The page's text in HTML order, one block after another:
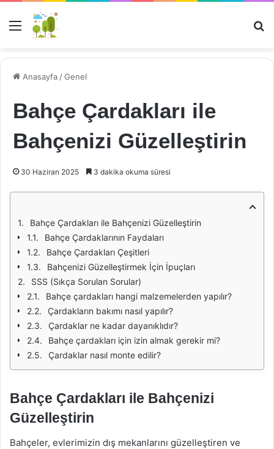
Menü
Anasayfa /Genel
Bahçe Çardakları ile
Bahçenizi Güzelleştirin
30 Haziran 2025 3 dakika okuma süresi
Bahçe Çardakları ile Bahçenizi Güzelleştirin
Bahçe Çardaklarının Faydaları
Bahçe Çardakları Çeşitleri
Bahçenizi Güzelleştirmek İçin İpuçları
SSS (Sıkça Sorulan Sorular)
Bahçe çardakları hangi malzemelerden yapılır?
Çardakların bakımı nasıl yapılır?
Çardaklar ne kadar dayanıklıdır?
Bahçe çardakları için izin almak gerekir mi?
Çardaklar nasıl monte edilir?
Bahçe Çardakları ile Bahçenizi
Güzelleştirin
Bahçeler, evlerimizin dış mekanlarını güzelleştiren ve